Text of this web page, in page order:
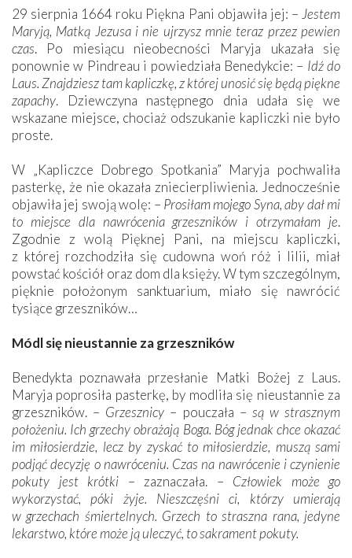
29 sierpnia 1664 roku Piękna Pani objawiła jej: – Jestem
Maryją, Matką Jezusa i nie ujrzysz mnie teraz przez pewien
czas. Po miesiącu nieobecności Maryja ukazała się
ponownie w Pindreau i powiedziała Benedykcie: – Idź do
Laus. Znajdziesz tam kapliczkę, z której unosić się będą piękne
zapachy. Dziewczyna następnego dnia udała się we
wskazane miejsce, chociaż odszukanie kapliczki nie było
proste.
W „Kapliczce Dobrego Spotkania” Maryja pochwaliła
pasterkę, że nie okazała zniecierpliwienia. Jednocześnie
objawiła jej swoją wolę: – Prosiłam mojego Syna, aby dał mi
to miejsce dla nawrócenia grzeszników i otrzymałam je.
Zgodnie z wolą ­Pięknej Pani, na miejscu kapliczki,
z której rozchodziła się cudowna woń róż i lilii, miał
powstać kościół oraz dom dla księży. W tym szczególnym,
pięknie położonym sanktuarium, miało się nawrócić
tysiące grzeszników…
Módl się nieustannie za grzeszników
Benedykta poznawała przesłanie Matki Bożej z Laus.
Maryja poprosiła pasterkę, by modliła się nieustannie za
grzeszników. – Grzesznicy – pouczała – są w strasznym
położeniu. Ich grzechy obrażają Boga. Bóg jednak chce okazać
im miłosierdzie, lecz by zyskać to miłosierdzie, muszą sami
podjąć decyzję o nawróceniu. Czas na nawrócenie i czynienie
pokuty jest krótki – zaznaczała. – Człowiek może go
wykorzystać, póki żyje. Nieszczęśni ci, którzy umierają
w grzechach śmiertelnych. Grzech to straszna rana, jedyne
lekarstwo, które może ją uleczyć, to sakrament pokuty.